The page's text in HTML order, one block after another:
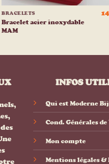
BRACELETS
Bracelet acier inoxydable
MAM
INFOS
Qui est Moderne
Cond. Générales de
Mon compte
Mentions légales &